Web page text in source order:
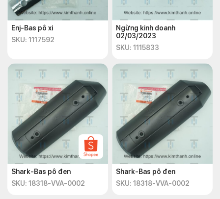
Enj-Bas pô xi
SKU: 1117592
Ngừng kinh doanh
02/03/2023
SKU: 1115833
Shark-Bas pô đen
SKU: 18318-VVA-0002
Shark-Bas pô đen
SKU: 18318-VVA-0002